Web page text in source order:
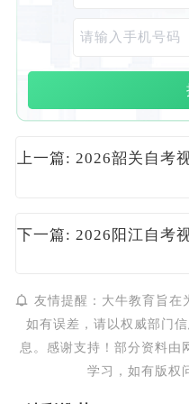
上一篇: 2026韶关自考
下一篇: 2026阳江自考
友情提醒：大牛教育旨在
如有误差，请以权威部门
息。感谢支持！部分资料由
学习，如有版权